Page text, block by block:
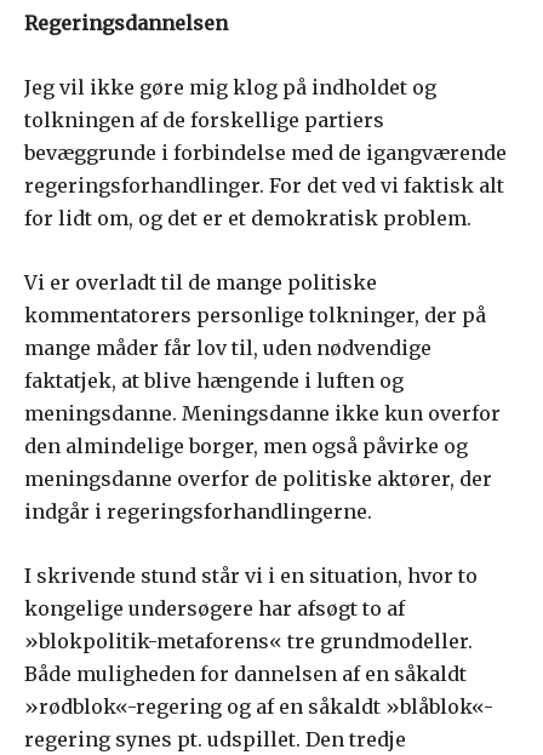
Regeringsdannelsen
Jeg vil ikke gøre mig klog på indholdet og
tolkningen af de forskellige partiers
bevæggrunde i forbindelse med de igangværende
regeringsforhandlinger. For det ved vi faktisk alt
for lidt om, og det er et demokratisk problem.
Vi er overladt til de mange politiske
kommentatorers personlige tolkninger, der på
mange måder får lov til, uden nødvendige
faktatjek, at blive hængende i luften og
meningsdanne. Meningsdanne ikke kun overfor
den almindelige borger, men også påvirke og
meningsdanne overfor de politiske aktører, der
indgår i regeringsforhandlingerne.
I skrivende stund står vi i en situation, hvor to
kongelige undersøgere har afsøgt to af
»blokpolitik-metaforens« tre grundmodeller.
Både muligheden for dannelsen af en såkaldt
»rødblok«-regering og af en såkaldt »blåblok«-
regering synes pt. udspillet. Den tredje